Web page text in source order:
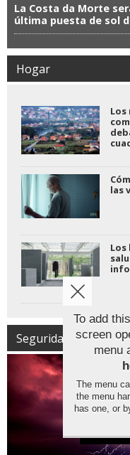
La Costa da Morte
última puesta de sol
Hogar
las
Seguridad | Aviso
lista de
nuestra
To add
screen
menu
The menu
the menu
has one, or